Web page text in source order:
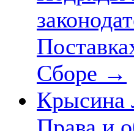
Сборе →
Крысина